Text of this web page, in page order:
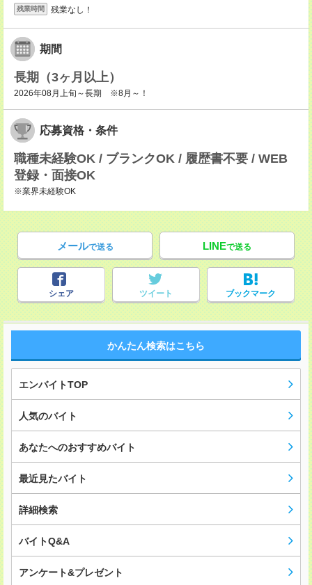
残業時間 残業なし！
期間
長期（3ヶ月以上）
2026年08月上旬～長期 ※8月～！
応募資格・条件
職種未経験OK / ブランクOK / 履歴書不要 / WEB
登録・面接OK
※業界未経験OK
メールで送る LINEで送る
シェア ツイート ブックマーク
かんたん検索はこちら
エンバイトTOP
人気のバイト
あなたへのおすすめバイト
最近見たバイト
詳細検索
バイトQ&A
アンケート&プレゼント